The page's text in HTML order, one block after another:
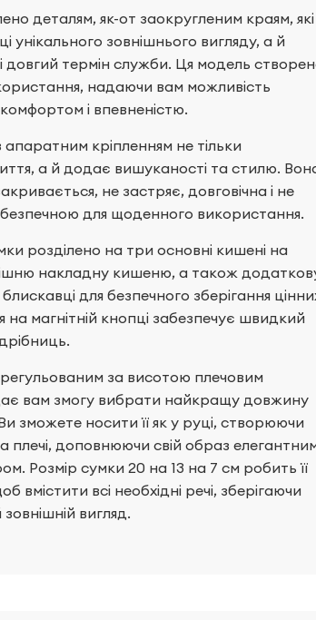
деталям, як-от заокругленим краям, які
унікального зовнішнього вигляду, а й
і довгий термін служби. Ця модель
надаючи вам можливість
і впевненістю.
кріпленням не тільки
а й додає вишуканості та стилю.
не застряє, довговічна і не
безпечною для щоденного використання.
розділено на три основні кишені на
накладну кишеню, а також
для безпечного зберігання
магнітній кнопці забезпечує швидкий
за висотою плечовим
вам змогу вибрати найкращу довжину
зможете носити її як у руці, створюючи
плечі, доповнюючи свій образ
Розмір сумки 20 на 13 на 7 см робить її
всі необхідні речі, зберігаючи
вигляд.